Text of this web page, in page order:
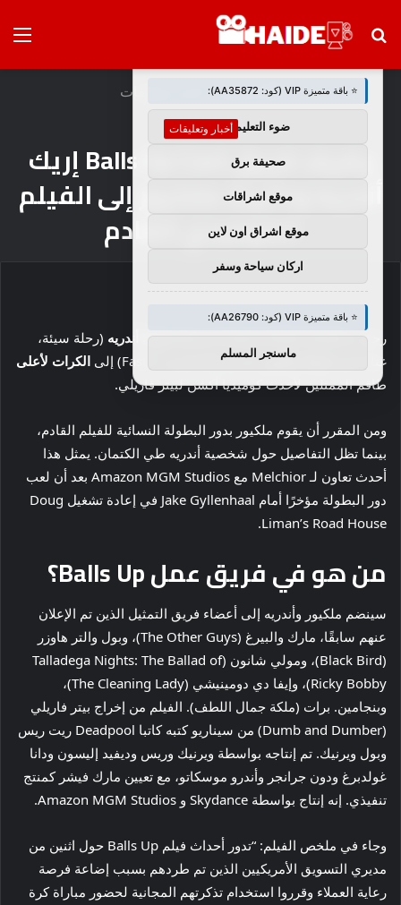
بحث
الرئيسية/ أخبار وتعليقات
أخبار وتعليقات
يضيف فريق Balls Up Cast إريك
أندريه ودانييلا ملكيور إلى الفيلم
الكوميدي القادم
رحبت Amazon MGM Studios بإضافة إريك أندريه (رحلة سيئة،
غناء 2) و
دانييلا ملكيور(الفرقة الانتحارية، Fast X) إلى
الكرات لأعلى
طاقم الممثلين لأحدث كوميديا ​​​​أكشن لبيتر فاريلي.
ومن المقرر أن يقوم ملكيور بدور البطولة النسائية للفيلم القادم،
بينما تظل التفاصيل حول شخصية أندريه طي الكتمان. يمثل هذا
أحدث تعاون لـ Melchior مع Amazon MGM Studios بعد أن لعب
دور البطولة مؤخرًا أمام Jake Gyllenhaal في إعادة تشغيل Doug
Liman’s Road House.
من هو في فريق عمل Balls Up؟
سينضم ملكيور وأندريه إلى أعضاء فريق التمثيل الذين تم الإعلان
عنهم سابقًا، مارك والبيرغ (The Other Guys)، وبول والتر هاوزر
(Black Bird)، ومولي شانون (Talladega Nights: The Ballad of
Ricky Bobby)، وإيفا دي دومينيشي (The Cleaning Lady)،
وبنجامين. برات (ملكة جمال اللطف). الفيلم من إخراج بيتر فاريلي
(Dumb and Dumber) من سيناريو كتبه كاتبا Deadpool ريت ريس
وبول ويرنيك. تم إنتاجه بواسطة ويرنيك وريس وديفيد إليسون ودانا
غولدبرغ ودون جرانجر وأندرو موسكاتو، مع تعيين مارك فيشر كمنتج
تنفيذي. إنه إنتاج بواسطة Skydance و Amazon MGM Studios.
وجاء في ملخص الفيلم: “تدور أحداث فيلم Balls Up حول اثنين من
مديري التسويق الأمريكيين الذين تم طردهم بسبب إضاعة فرصة
رعاية العملاء وقرروا استخدام تذكرتهم المجانية لحضور مباراة كرة
🚀 توصيات :
⭐ باقة متميزة VIP (كود: AA35872):
ضوء التعليمي
صحيفة برق
موقع اشراقات
موقع اشراق اون لاين
اركان سياحة وسفر
⭐ باقة متميزة VIP (كود: AA26790):
ماسنجر المسلم